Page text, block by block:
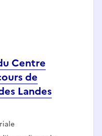
Centre
de
Landes